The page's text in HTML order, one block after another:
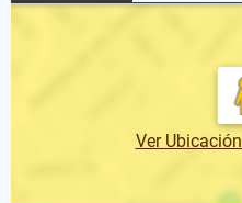
Ver Ubicación